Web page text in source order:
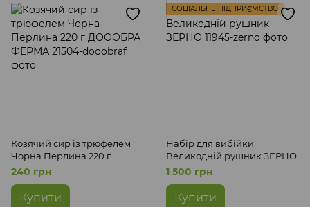
Козячий сир із трюфелем
Чорна Перлина 220 г
ДОООБРА ФЕРМА
240 грн
Купити
СОЦІАЛЬНЕ ПІДПРИЄМСТВО
Набір для вибійки
Великодній рушник ЗЕРНО
1 500 грн
Купити